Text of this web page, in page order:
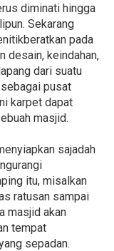
diminati hingga
Sekarang
pada
desain, keindahan,
dari suatu
pusat
karpet dapat
masjid.
sajadah
itu, misalkan
ratusan sampai
masjid akan
tempat
sepadan.